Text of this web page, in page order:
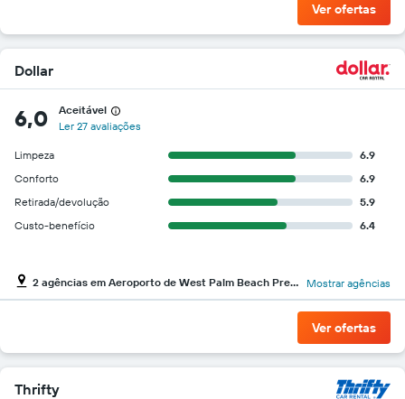
do
aluguel
de
carro
as
fornecidas
Ver ofertas
Dollar
6,0
Aceitável
Ler 27 avaliações
Limpeza
6.9
Conforto
6.9
Retirada/devolução
5.9
Custo-benefício
6.4
2 agências em Aeroporto de West Palm Beach President Donald J. Trump Intl Mostrar agências
Ver ofertas
Thrifty